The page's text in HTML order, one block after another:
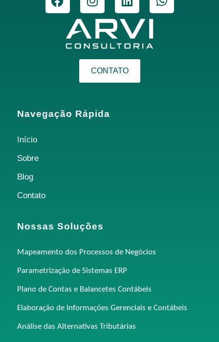
CONTATO
Navegação Rápida
Início
Sobre
Blog
Contato
Nossas Soluções
Mapeamento dos Processos de Negócios
Parametrização de Sistemas ERP
Plano de Contas e Balancetes Contábeis
Elaboração de Informações Gerenciais e Contábeis
Análise das Alternativas Tributárias